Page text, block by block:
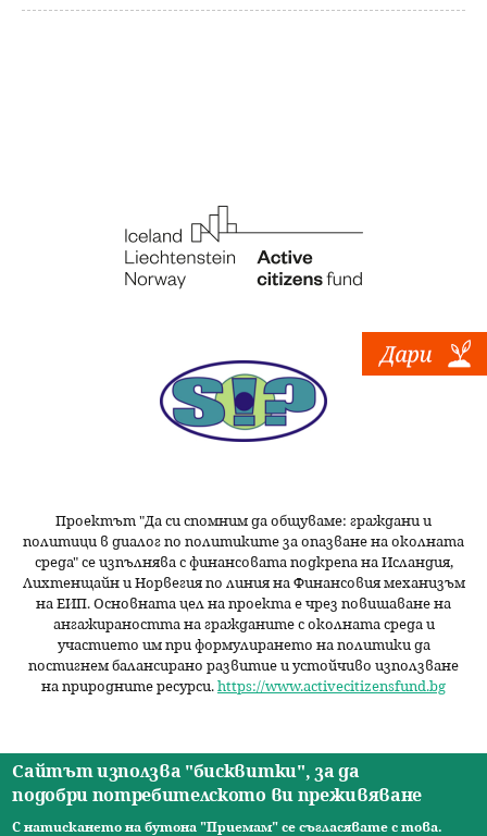
Проектът "Да си спомним даобщуваме: граждани и
политици в диалог по политиките за опазване на околната
среда" се изпълнява с финансовата подкрепа на Исландия,
Лихтенщайн и Норвегия по линия на Финансовия механизъм
на ЕИП. Основната цел на проекта е чрез повишаване на
ангажираността на гражданите с околната среда и
участието им при формулирането на политики да
постигнем балансирано развитие и устойчиво използване
на природните ресурси.https://www.activecitizensfund.bg
О
Начало Новини Видео Ресурси За нас
Екип
Контакти
Сайтът използва "бисквитки", за да
подобри потребителското ви преживяване
С натискането на бутона "Приемам" се съгласявате с това.